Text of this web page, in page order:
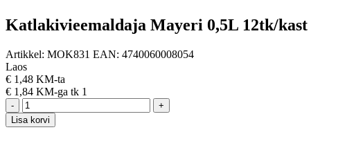
Katlakivieemaldaja Mayeri 0,5L 12tk/kast
Artikkel: MOK831 EAN: 4740060008054
Laos
€ 1,48 KM-ta
€ 1,84 KM-ga tk 1
-
+
Lisa korvi